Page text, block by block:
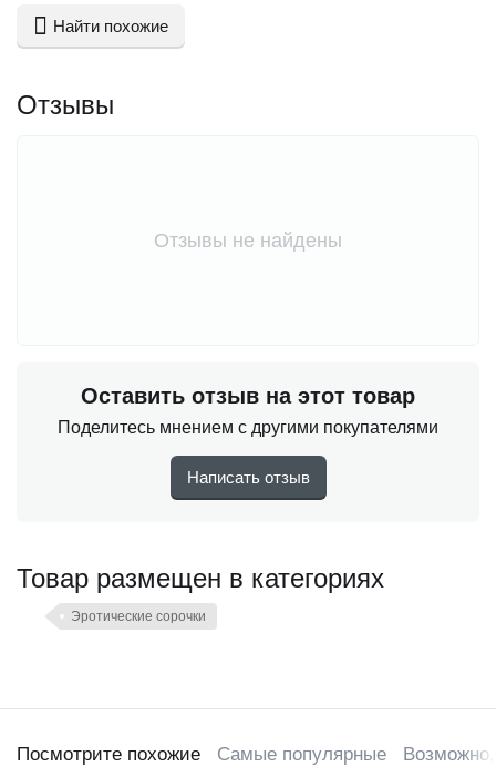
Найти похожие
Отзывы
Отзывы не найдены
Оставить отзыв на этот товар
Поделитесь мнением с другими покупателями
Написать отзыв
Товар размещен в категориях
Эротические сорочки
Посмотрите похожие Самые популярные Возможно,